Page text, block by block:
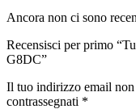
Ancora non ci sono
Recensisci per primo
G8DC”
Il tuo indirizzo email non
contrassegnati *